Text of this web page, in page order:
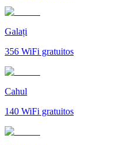
Galați
356 WiFi gratuitos
Cahul
140 WiFi gratuitos